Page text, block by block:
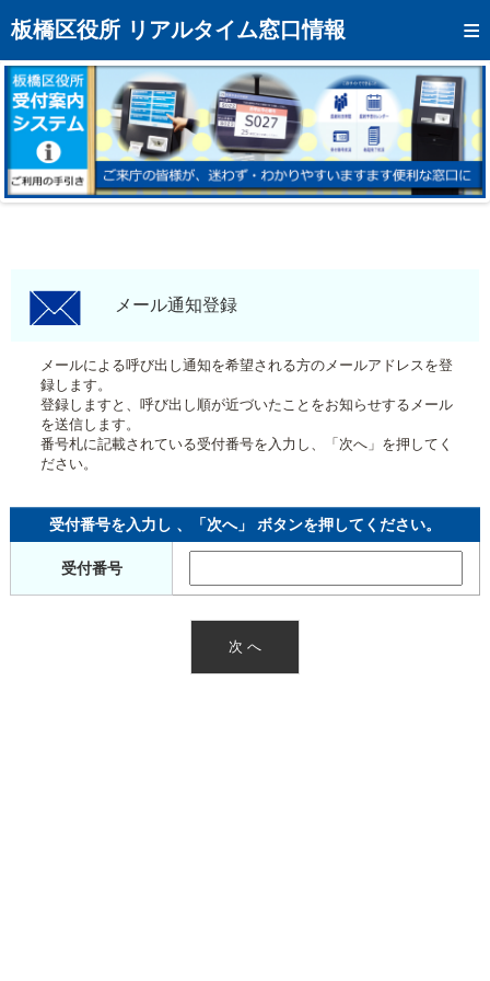
板橋区役所 リアルタイム窓口情報
トップページへ
混雑予想カレンダー
リアルタイム混雑状況
リアルタイム受付番号状況
メール通知登録
モバイルサイト
区役所フロアマップ
メール通知登録
メールによる呼び出し通知を希望される方のメールアドレスを登
録します。
登録しますと、呼び出し順が近づいたことをお知らせするメール
を送信します。
番号札に記載されている受付番号を入力し、「次へ」を押してく
ださい。
受付番号を入力し 、「次へ」 ボタンを押してください。
受付番号